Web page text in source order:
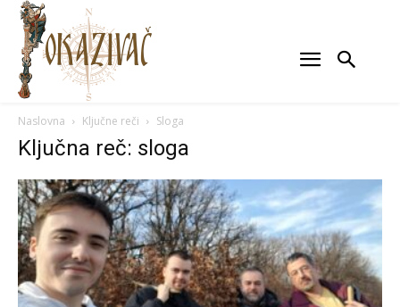
Naslovna Ključne reči Sloga
Ključna reč: sloga